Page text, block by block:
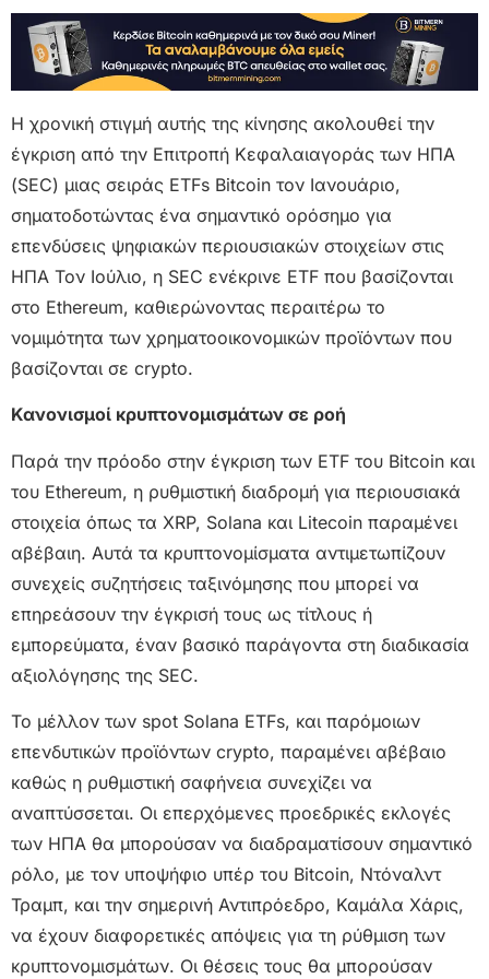
Η χρονική στιγμή αυτής της κίνησης ακολουθεί την
έγκριση από την Επιτροπή Κεφαλαιαγοράς των ΗΠΑ
(SEC) μιας σειράς ETFs Bitcoin τον Ιανουάριο,
σηματοδοτώντας ένα σημαντικό ορόσημο για
επενδύσεις ψηφιακών περιουσιακών στοιχείων στις
ΗΠΑ Τον Ιούλιο, η SEC ενέκρινε ETF που βασίζονται
στο Ethereum, καθιερώνοντας περαιτέρω το
νομιμότητα των χρηματοοικονομικών προϊόντων που
βασίζονται σε crypto.
Κανονισμοί κρυπτονομισμάτων σε ροή
Παρά την πρόοδο στην έγκριση των ETF του Bitcoin και
του Ethereum, η ρυθμιστική διαδρομή για περιουσιακά
στοιχεία όπως τα XRP, Solana και Litecoin παραμένει
αβέβαιη. Αυτά τα κρυπτονομίσματα αντιμετωπίζουν
συνεχείς συζητήσεις ταξινόμησης που μπορεί να
επηρεάσουν την έγκρισή τους ως τίτλους ή
εμπορεύματα, έναν βασικό παράγοντα στη διαδικασία
αξιολόγησης της SEC.
Το μέλλον των spot Solana ETFs, και παρόμοιων
επενδυτικών προϊόντων crypto, παραμένει αβέβαιο
καθώς η ρυθμιστική σαφήνεια συνεχίζει να
αναπτύσσεται. Οι επερχόμενες προεδρικές εκλογές
των ΗΠΑ θα μπορούσαν να διαδραματίσουν σημαντικό
ρόλο, με τον υποψήφιο υπέρ του Bitcoin, Ντόναλντ
Τραμπ, και την σημερινή Αντιπρόεδρο, Καμάλα Χάρις,
να έχουν διαφορετικές απόψεις για τη ρύθμιση των
κρυπτονομισμάτων. Οι θέσεις τους θα μπορούσαν